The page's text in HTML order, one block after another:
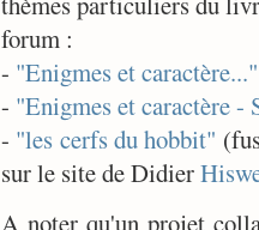
forum :
- "Enigmes et caractère..."
- "Enigmes et caractère -
- "les cerfs du hobbit"
sur le site de Didier
A noter qu'un projet